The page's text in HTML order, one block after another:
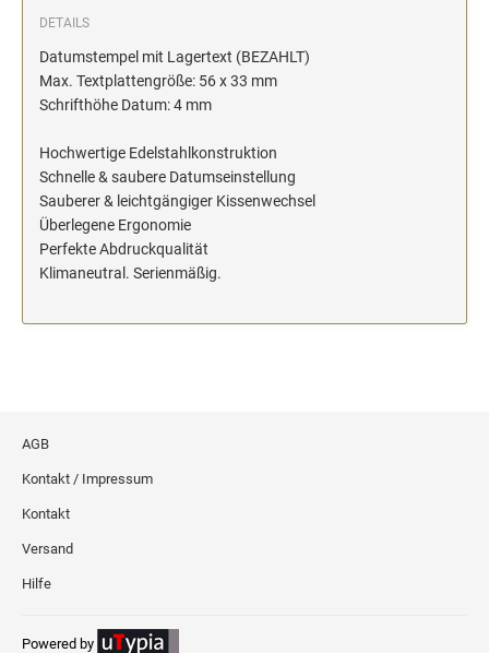
DETAILS
Datumstempel mit Lagertext (BEZAHLT)
Max. Textplattengröße: 56 x 33 mm
Schrifthöhe Datum: 4 mm
Hochwertige Edelstahlkonstruktion
Schnelle & saubere Datumseinstellung
Sauberer & leichtgängiger Kissenwechsel
Überlegene Ergonomie
Perfekte Abdruckqualität
Klimaneutral. Serienmäßig.
AGB
Kontakt / Impressum
Kontakt
Versand
Hilfe
Powered by